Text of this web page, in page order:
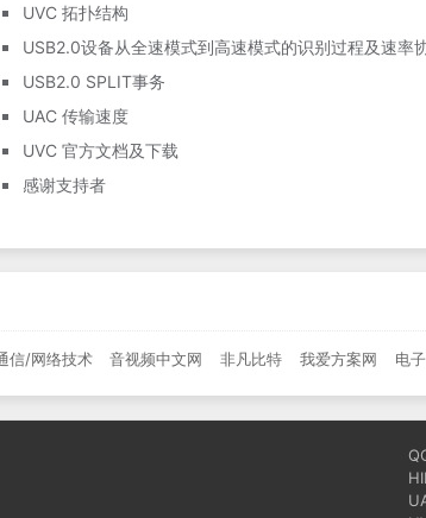
UVC 拓扑结构
USB2.0设备从全速模式到高速模式的识别过程及速率
USB2.0 SPLIT事务
UAC 传输速度
UVC 官方文档及下载
感谢支持者
信/网络技术 音视频中文网 非凡比特 我爱方案网 电